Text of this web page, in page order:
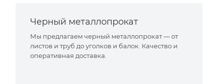
Черный металлопрокат
Мы предлагаем черный металлопрокат — от
листов и труб до уголков и балок. Качество и
оперативная доставка.